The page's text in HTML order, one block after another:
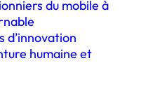
du mobile à
d’innovation
humaine et